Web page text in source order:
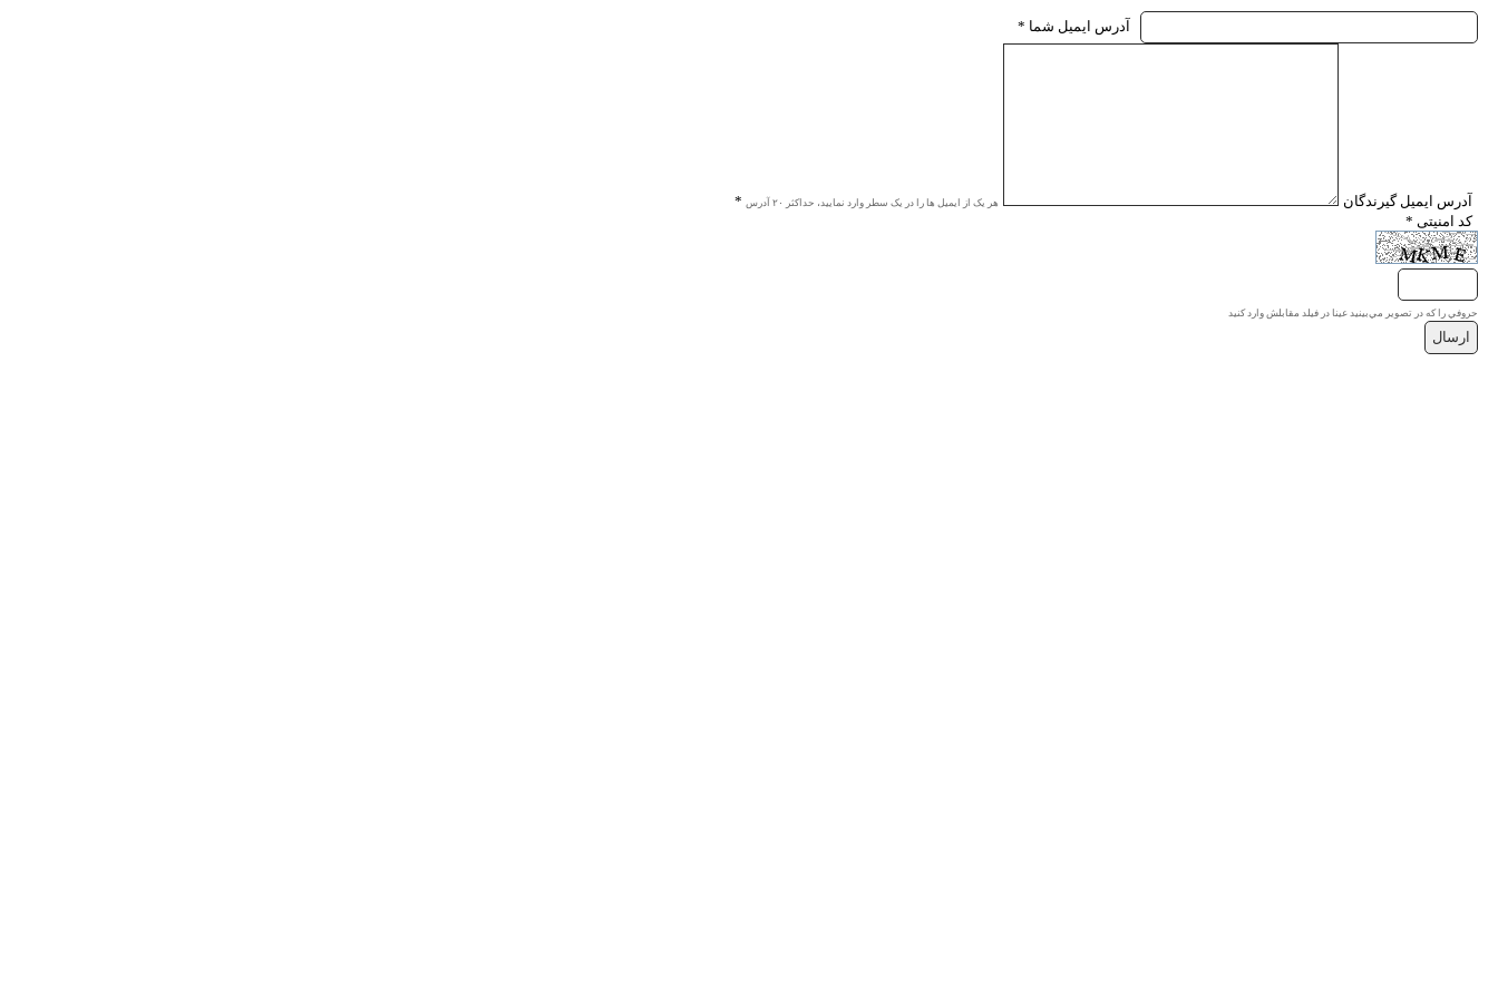
* آدرس ايميل شما
* آدرس ايميل گيرندگان هر یک از ایمیل ها را در یک سطر وارد نمایید، حداکثر ۲۰ آدرس
* کد امنیتی
حروفي را كه در تصوير مي‌بينيد عينا در فيلد مقابلش وارد كنيد